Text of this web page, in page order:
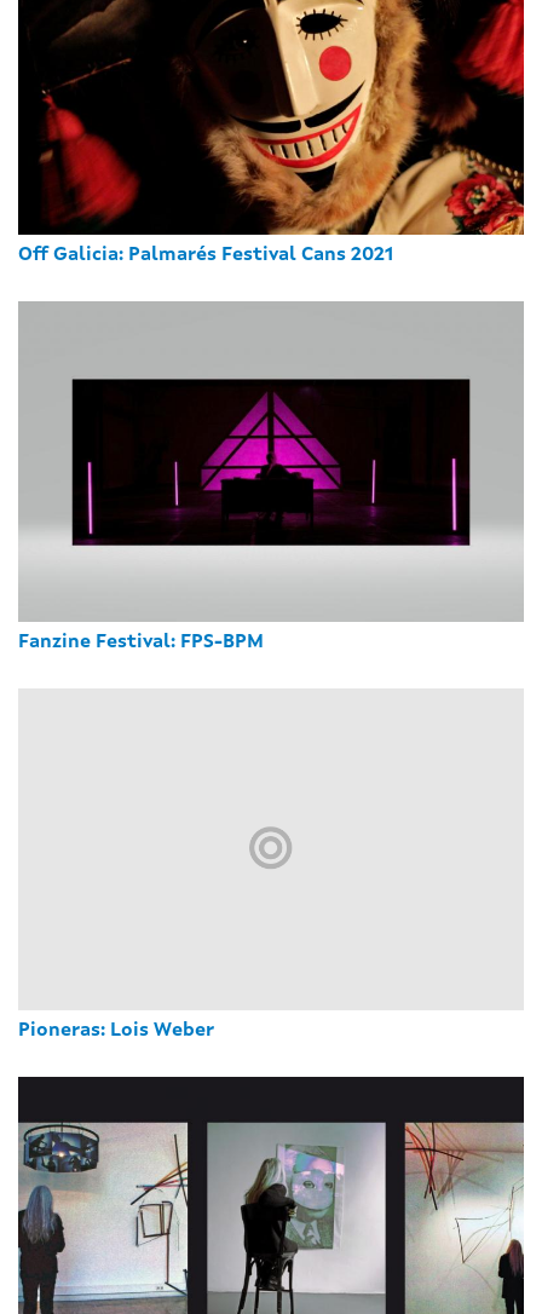
Off Galicia: Palmarés Festival Cans 2021
Fanzine Festival: FPS-BPM
Pioneras: Lois Weber